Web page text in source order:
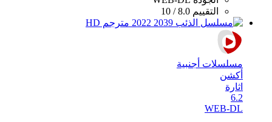
التقييم 8.0 / 10
مسلسلات أجنبية
أكشن
اثارة
6.2
WEB-DL